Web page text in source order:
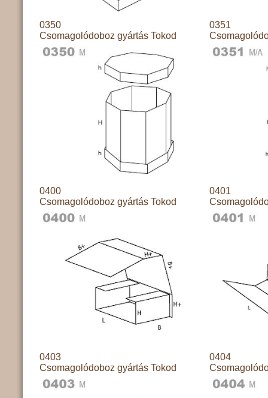
0350
Csomagolódoboz gyártás Tokod
0351
0400
Csomagolódoboz gyártás Tokod
0401
0403
Csomagolódoboz gyártás Tokod
0404